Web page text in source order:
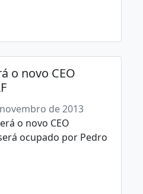
o novo CEO
de 2013
o novo CEO
ocupado por Pedro